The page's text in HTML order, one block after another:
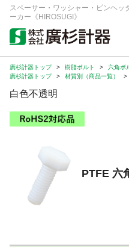
スペーサー・ワッシャー・ピンヘッ
ーカー《HIROSUGI》
キーワード 品番/シリーズ
商品カテゴリから探す
ログイン
注文・見積りについて
廣杉計器トップ > 樹脂ボルト > 六角ボ
廣杉計器トップ
> 材質別（商品一覧） >
白色不透明
PTFE 六